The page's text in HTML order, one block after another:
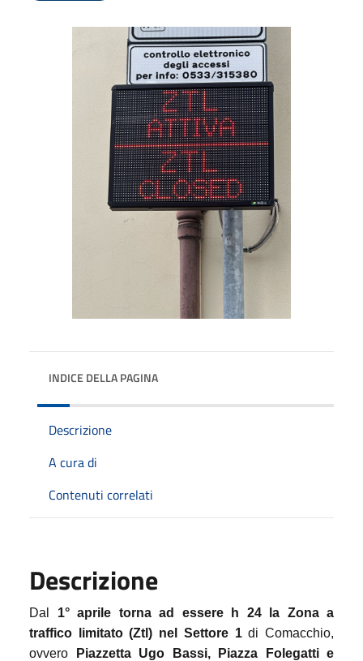
INDICE DELLA PAGINA
Descrizione
A cura di
Contenuti correlati
Descrizione
Dal 1° aprile torna ad essere h 24 la Zona a
traffico limitato (Ztl) nel Settore 1di Comacchio,
ovvero
Piazzetta Ugo Bassi, Piazza Folegatti e